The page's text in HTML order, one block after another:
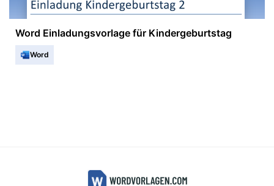
Word Einladungsvorlage für Kindergeburtstag
Word